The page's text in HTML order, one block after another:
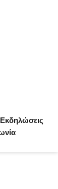
Εκδηλώσεις